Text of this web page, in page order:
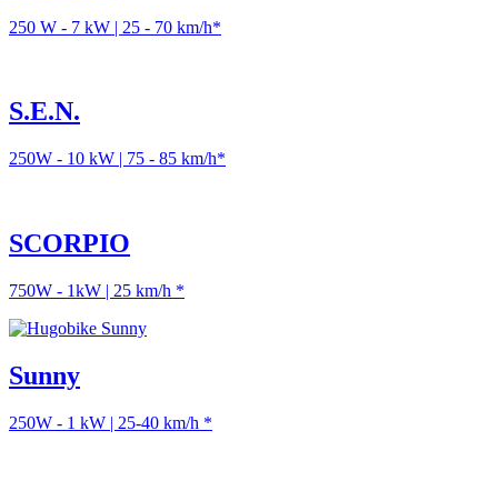
250 W - 7 kW | 25 - 70 km/h*
S.E.N.
250W - 10 kW | 75 - 85 km/h*
SCORPIO
750W - 1kW | 25 km/h *
Sunny
250W - 1 kW | 25-40 km/h *